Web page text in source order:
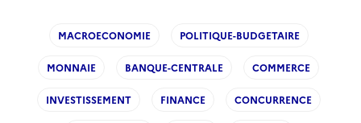
MACROECONOMIE POLITIQUE-BUDGETAIRE
MONNAIE BANQUE-CENTRALE COMMERCE
INVESTISSEMENT FINANCE CONCURRENCE